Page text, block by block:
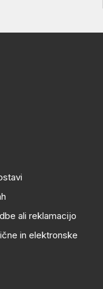
ali reklamacijo
in elektronske